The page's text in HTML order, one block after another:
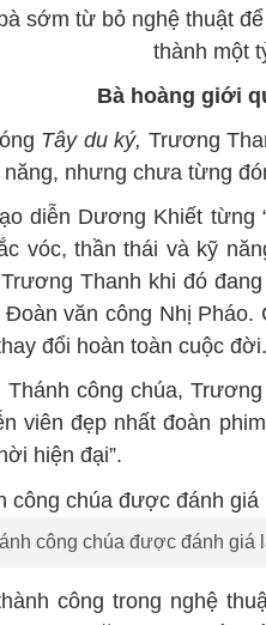
sớm từ bỏ nghệ thuật
thành một
Bà hoàng giới
Tây du ký, Trương
nhưng chưa từng
diễn Dương Khiết từng
vóc, thần thái và kỹ
Thanh khi đó
Đoàn văn công Nhị
đổi hoàn toàn cuộc đời.
Thánh công chúa,
viên đẹp nhất đoàn
hiện đại”.
công chúa được đánh giá
công trong nghệ